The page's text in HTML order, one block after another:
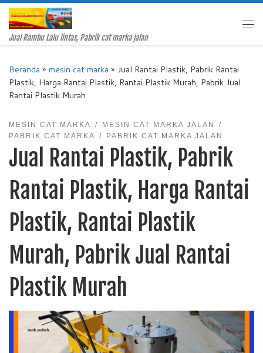
Skip to content
Jual Rambu Lalu lintas, Pabrik cat marka jalan
Beranda » mesin cat marka » Jual Rantai Plastik, Pabrik Rantai
Plastik, Harga Rantai Plastik, Rantai Plastik Murah, Pabrik Jual
Rantai Plastik Murah
MESIN CAT MARKA
MESIN CAT MARKA JALAN
PABRIK CAT MARKA
PABRIK CAT MARKA JALAN
Jual Rantai Plastik, Pabrik
Rantai Plastik, Harga Rantai
Plastik, Rantai Plastik
Murah, Pabrik Jual Rantai
Plastik Murah